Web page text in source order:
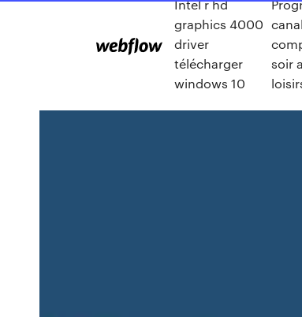
Intel r hd
graphics 4000
driver
télécharger
windows 10
soir